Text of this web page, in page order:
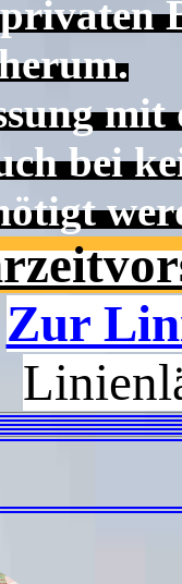
bei
Zur